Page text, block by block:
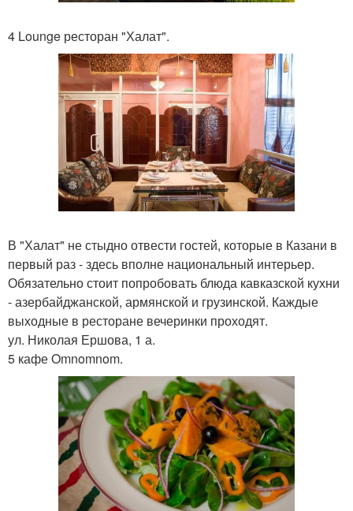
4 Lounge ресторан "Халат".
В "Халат" не стыдно отвести гостей, которые в Казани в
первый раз - здесь вполне национальный интерьер.
Обязательно стоит попробовать блюда кавказской кухни
- азербайджанской, армянской и грузинской. Каждые
выходные в ресторане вечеринки проходят.
ул. Николая Ершова, 1 а.
5 кафе Omnomnom.